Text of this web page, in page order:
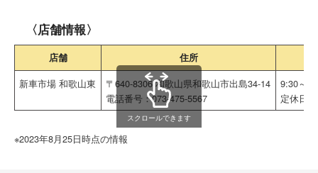
〈店舗情報〉
店舗 住所
新車市場 和歌山東
〒640-8306 和歌山県和歌山市出島34-14
電話番号：073-475-5567
9:30～
定休日
スクロールできます
※2023年8月25日時点の情報